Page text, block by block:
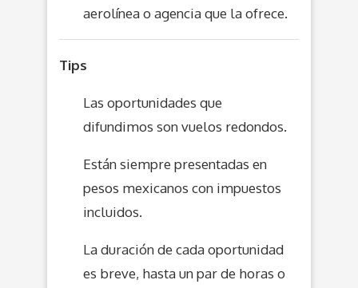
aerolínea o agencia que la ofrece.
Tips
Las oportunidades que
difundimos son vuelos redondos.
Están siempre presentadas en
pesos mexicanos con impuestos
incluidos.
La duración de cada oportunidad
es breve, hasta un par de horas o